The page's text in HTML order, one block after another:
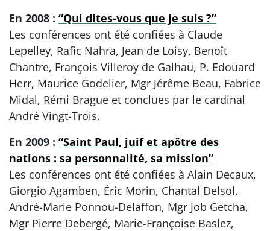
En 2008 : “Qui dites-vous que je suis ?”
Les conférences ont été confiées à Claude
Lepelley, Rafic Nahra, Jean de Loisy, Benoît
Chantre, François Villeroy de Galhau, P. Edouard
Herr, Maurice Godelier, Mgr Jérême Beau, Fabrice
Midal, Rémi Brague et conclues par le cardinal
André Vingt-Trois.
En 2009 : “Saint Paul, juif et apôtre des
nations : sa personnalité, sa mission”
Les conférences ont été confiées à Alain Decaux,
Giorgio Agamben, Éric Morin, Chantal Delsol,
André-Marie Ponnou-Delaffon, Mgr Job Getcha,
Mgr Pierre Debergé, Marie-Françoise Baslez,